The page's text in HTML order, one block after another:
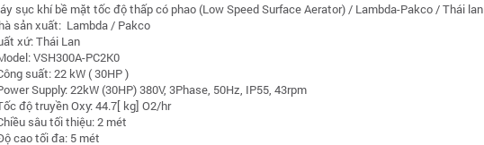
sục khí bề mặt tốc độ thấp có phao (Low Speed Surface Aerator) / Lambda-Pakco / Thái lan
sản xuất: Lambda / Pakco
xứ: Thái Lan
VSH300A-PC2K0
suất: 22 kW ( 30HP )
Supply: 22kW (30HP) 380V, 3Phase, 50Hz, IP55, 43rpm
độ truyền Oxy: 44.7[ kg] O2/hr
sâu tối thiệu: 2 mét
cao tối đa: 5 mét